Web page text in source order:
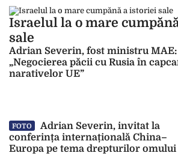
Israelul la o mare
sale
Adrian Severin, fost ministru MAE:
„Negocierea păcii cu Rusia în
narativelor UE”
FOTO
Adrian Severin, invitat la
conferința internațională China–
Europa pe tema drepturilor omului